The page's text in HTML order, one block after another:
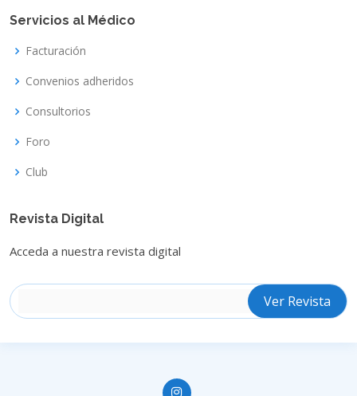
Servicios al Médico
Facturación
Convenios adheridos
Consultorios
Foro
Club
Revista Digital
Acceda a nuestra revista digital